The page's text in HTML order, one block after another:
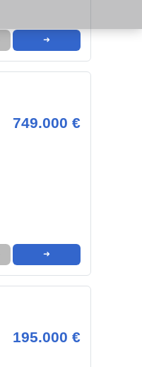
➜
749.000 €
➜
195.000 €